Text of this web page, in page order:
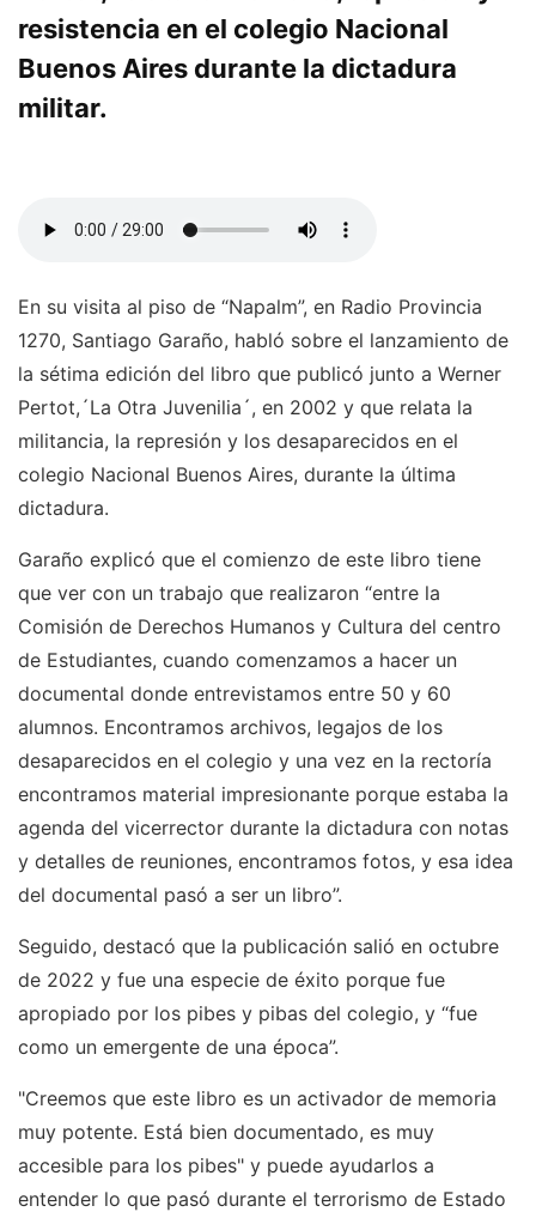
resistencia en el colegio Nacional
Buenos Aires durante la dictadura
militar.
En su visita al piso de “Napalm”, en Radio Provincia
1270, Santiago Garaño, habló sobre el lanzamiento de
la sétima edición del libro que publicó junto a Werner
Pertot,´La Otra Juvenilia´, en 2002 y que relata la
militancia, la represión y los desaparecidos en el
colegio Nacional Buenos Aires, durante la última
dictadura.
Garaño explicó que el comienzo de este libro tiene
que ver con un trabajo que realizaron “entre la
Comisión de Derechos Humanos y Cultura del centro
de Estudiantes, cuando comenzamos a hacer un
documental donde entrevistamos entre 50 y 60
alumnos. Encontramos archivos, legajos de los
desaparecidos en el colegio y una vez en la rectoría
encontramos material impresionante porque estaba la
agenda del vicerrector durante la dictadura con notas
y detalles de reuniones, encontramos fotos, y esa idea
del documental pasó a ser un libro”.
Seguido, destacó que la publicación salió en octubre
de 2022 y fue una especie de éxito porque fue
apropiado por los pibes y pibas del colegio, y “fue
como un emergente de una época”.
"Creemos que este libro es un activador de memoria
muy potente. Está bien documentado, es muy
accesible para los pibes" y puede ayudarlos a
entender lo que pasó durante el terrorismo de Estado